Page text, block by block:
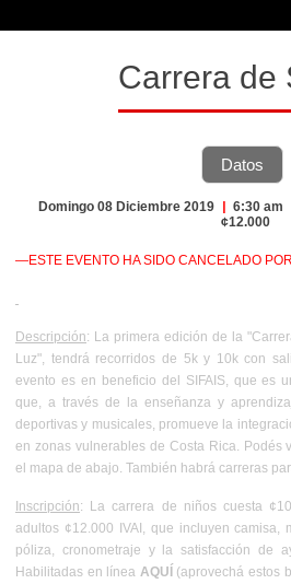
Carrera de
Datos
Domingo 08 Diciembre 2019 | 6:30 am
¢12.000
—ESTE EVENTO HA SIDO CANCELADO
Descripción: La primera edición de la
Luz", tendrá recorridos de 5k y 10k con
evento es en beneficio del SIFAIS, que es
que, a través de la enseñanza y
deportivas y musicales, promueve la
en zonas vulnerables de Costa Rica. Podés
el mapa de abajo. También habrá carreras
Inscripción: La carrera de niños cuesta
adultos ¢12.000 IVAI, que incluyen camisa,
póliza, cronometraje y la satisfacción de
Habilitadas en línea AQUÍ(aprovecháestos